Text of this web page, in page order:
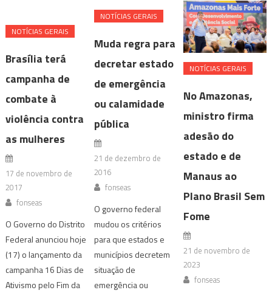
NOTÍ­CIAS GERAIS
Brasília terá
campanha de
combate à
violência contra
as mulheres
17 de novembro de
2017
fonseas
O Governo do Distrito
Federal anunciou hoje
(17) o lançamento da
campanha 16 Dias de
Ativismo pelo Fim da
NOTÍ­CIAS GERAIS
Muda regra para
decretar estado
de emergência
ou calamidade
pública
21 de dezembro de
2016
fonseas
O governo federal
mudou os critérios
para que estados e
municípios decretem
situação de
emergência ou
NOTÍ­CIAS GERAIS
No Amazonas,
ministro firma
adesão do
estado e de
Manaus ao
Plano Brasil Sem
Fome
21 de novembro de
2023
fonseas